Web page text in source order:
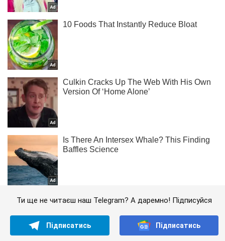
Ти ще не читаєш наш Telegram? А даремно! Підписуйся
Підписатись Підписатись